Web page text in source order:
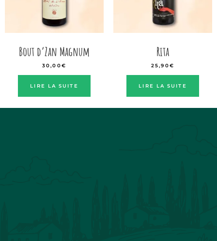
Bout d’Zan Magnum
30,00€
LIRE LA SUITE
Rita
25,90€
LIRE LA SUITE